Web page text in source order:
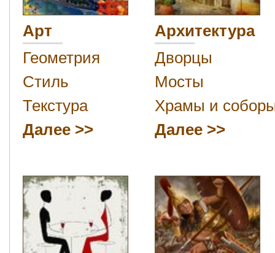
Арт
Геометрия
Стиль
Текстура
Далее
Архитектура
Дворцы
Мосты
Храмы и
Далее